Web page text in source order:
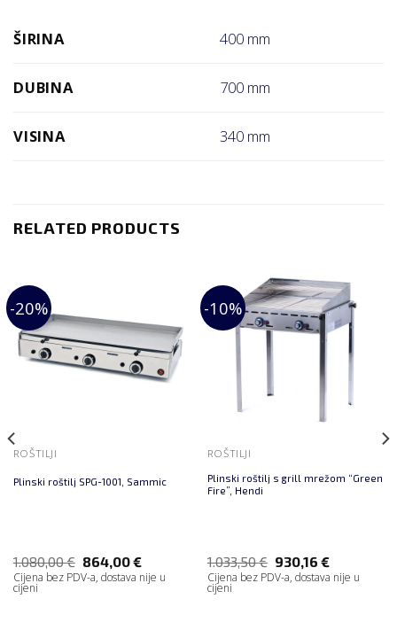
ŠIRINA 400 mm
DUBINA 700 mm
VISINA 340 mm
RELATED PRODUCTS
-20%
ROŠTILJI
Plinski roštilj SPG-1001, Sammic
1.080,00€ 864,00€
Cijena bez PDV-a, dostava nije u
cijeni
-10%
ROŠTILJI
Plinski roštilj s grill mrežom “Green
Fire”, Hendi
1.033,50€ 930,16€
Cijena bez PDV-a, dostava nije u
cijeni